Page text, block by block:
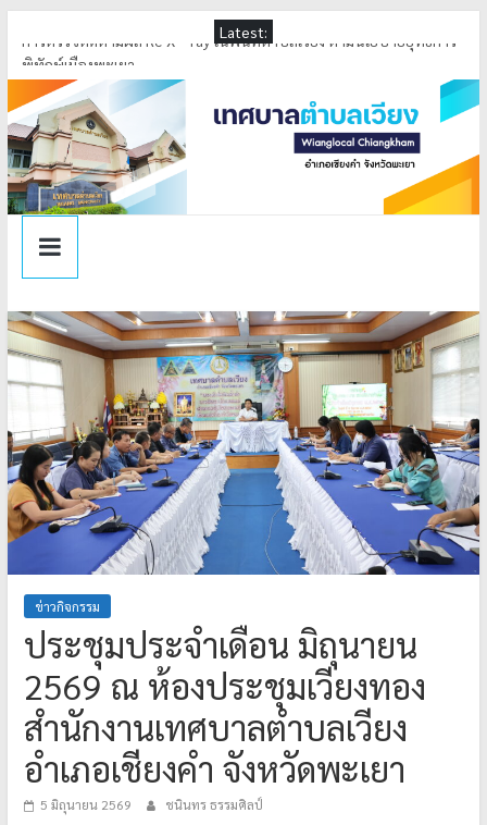
Latest:
การตรวจติดตามผล Re X – ray ในพื้นที่ตำบลเวียง ตามนโยบายยุทธการ
พิทักษ์เมืองพะเยา
กิจกรรมทำบุญศูนย์พัฒนาเด็กเล็กและโรงเรียนเทศบาลตำบลเวียง
(ตักบาตรข้าวสารอาหารแห้ง)
ลงนามในสัญญารับเงินอุดหนุน ตามโครงการปรับสภาพแวดล้อมที่อยู่
อาศัยและสิ่งอำนวยความสะดวกสำหรับผู้สูงอายุประจำปี 2569
การประชุมคณะกรรมการสนับสนุนการดูแลด้านสาธารณสุขสำหรับผู้ที่มี
ภาวะพึ่งพิง ( LTC ) ครั้งที่ 1/2569 ปีงบประมาณ พ.ศ. 2569
ร่วมทำบุญ เพื่อเป็นการทำนุบำรุงพระพุทธศาสนา ณ วัดบ้านเวียงพระ
ข่าวกิจกรรม
ประชุมประจำเดือน มิถุนายน
2569 ณ ห้องประชุมเวียงทอง
สำนักงานเทศบาลตำบลเวียง
อำเภอเชียงคำ จังหวัดพะเยา
5 มิถุนายน 2569 ชนินทร ธรรมศิลป์